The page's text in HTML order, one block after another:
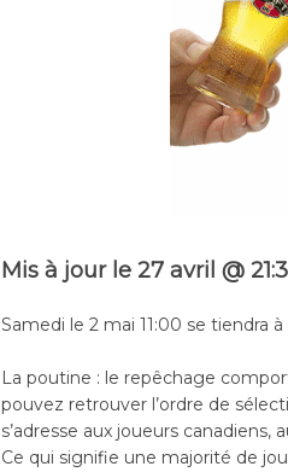
Mis à jour le 27 avril @
Samedi le 2 mai 11:00 se tiendra
La poutine : le repêchage
pouvez retrouver l’ordre de
s’adresse aux joueurs
Ce qui signifie une majorité de